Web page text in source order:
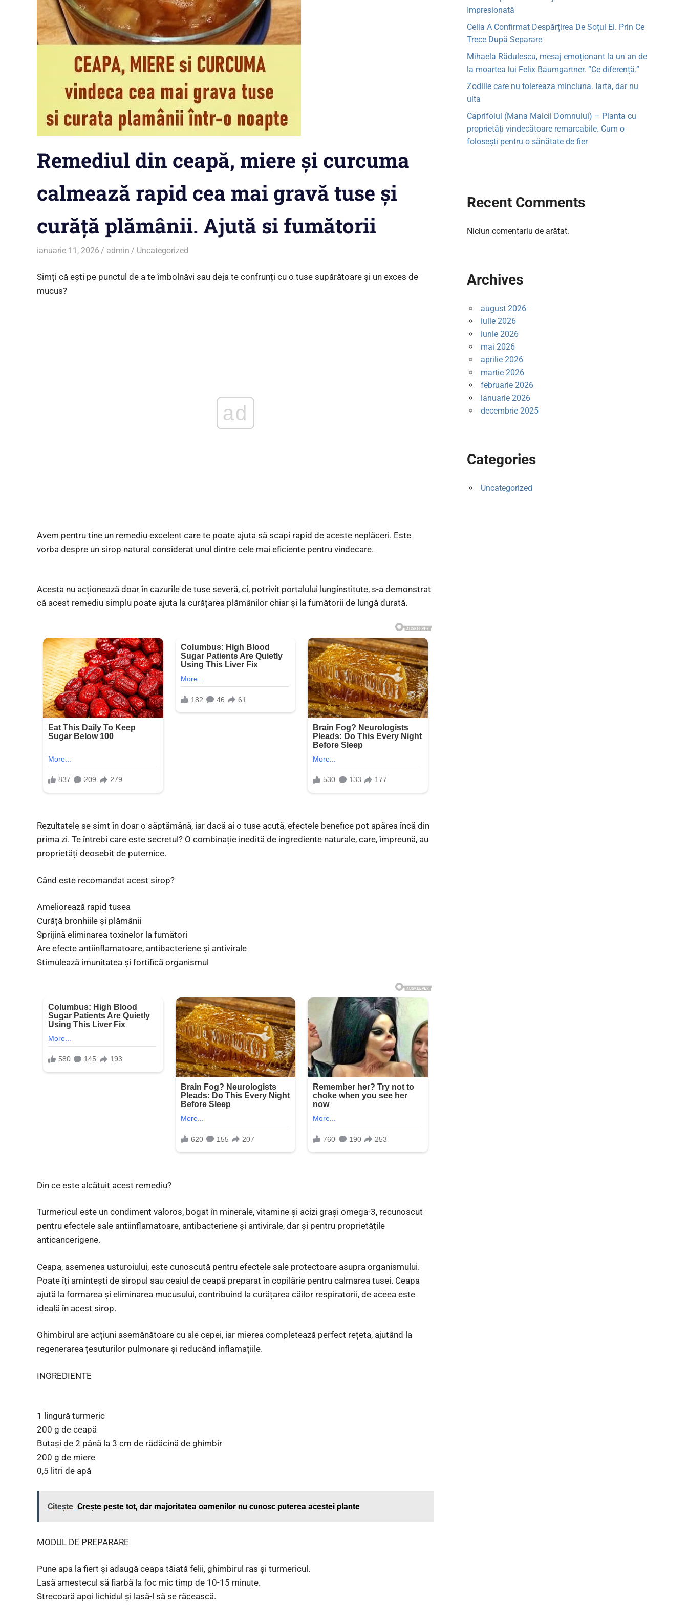
Remediul din ceapă, miere și curcuma
calmează rapid cea mai gravă tuse și
curăță plămânii. Ajută si fumătorii
ianuarie 11, 2026 admin Uncategorized
Simți că ești pe punctul de a te îmbolnăvi sau deja te confrunți cu o tuse supărătoare și un exces de
mucus?
ad
Avem pentru tine un remediu excelent care te poate ajuta să scapi rapid de aceste neplăceri. Este
vorba despre un sirop natural considerat unul dintre cele mai eficiente pentru vindecare.
Acesta nu acționează doar în cazurile de tuse severă, ci, potrivit portalului lunginstitute, s-a demonstrat
că acest remediu simplu poate ajuta la curățarea plămânilor chiar și la fumătorii de lungă durată.
Rezultatele se simt în doar o săptămână, iar dacă ai o tuse acută, efectele benefice pot apărea încă din
prima zi. Te întrebi care este secretul? O combinație inedită de ingrediente naturale, care, împreună, au
proprietăți deosebit de puternice.
Când este recomandat acest sirop?
Ameliorează rapid tusea
Curăță bronhiile și plămânii
Sprijină eliminarea toxinelor la fumători
Are efecte antiinflamatoare, antibacteriene și antivirale
Stimulează imunitatea și fortifică organismul
Din ce este alcătuit acest remediu?
Turmericul este un condiment valoros, bogat în minerale, vitamine și acizi grași omega-3, recunoscut
pentru efectele sale antiinflamatoare, antibacteriene și antivirale, dar și pentru proprietățile
anticancerigene.
Ceapa, asemenea usturoiului, este cunoscută pentru efectele sale protectoare asupra organismului.
Poate îți amintești de siropul sau ceaiul de ceapă preparat în copilărie pentru calmarea tusei. Ceapa
ajută la formarea și eliminarea mucusului, contribuind la curățarea căilor respiratorii, de aceea este
ideală în acest sirop.
Ghimbirul are acțiuni asemănătoare cu ale cepei, iar mierea completează perfect rețeta, ajutând la
regenerarea țesuturilor pulmonare și reducând inflamațiile.
INGREDIENTE
1 lingură turmeric
200 g de ceapă
Butași de 2 până la 3 cm de rădăcină de ghimbir
200 g de miere
0,5 litri de apă
Citește Crește peste tot, dar majoritatea oamenilor nu cunosc puterea acestei plante
MODUL DE PREPARARE
Pune apa la fiert și adaugă ceapa tăiată felii, ghimbirul ras și turmericul.
Lasă amestecul să fiarbă la foc mic timp de 10-15 minute.
Strecoară apoi lichidul și lasă-l să se răcească.
Impresionată
Celia A Confirmat Despărțirea De Soțul Ei. Prin Ce
Trece După Separare
Mihaela Rădulescu, mesaj emoționant la un an de
la moartea lui Felix Baumgartner. ”Ce diferență.”
Zodiile care nu tolereaza minciuna. Iarta, dar nu
uita
Caprifoiul (Mana Maicii Domnului) – Planta cu
proprietăți vindecătoare remarcabile. Cum o
folosești pentru o sănătate de fier
Recent Comments
Niciun comentariu de arătat.
Archives
august 2026
iulie 2026
iunie 2026
mai 2026
aprilie 2026
martie 2026
februarie 2026
ianuarie 2026
decembrie 2025
Categories
Uncategorized